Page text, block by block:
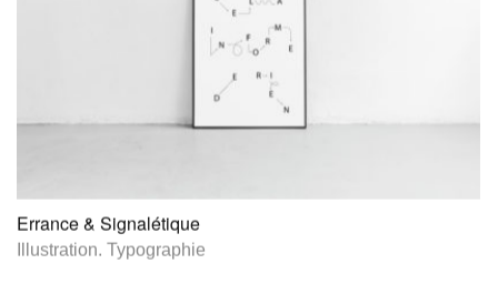
Errance & Signalétique
Illustration. Typographie